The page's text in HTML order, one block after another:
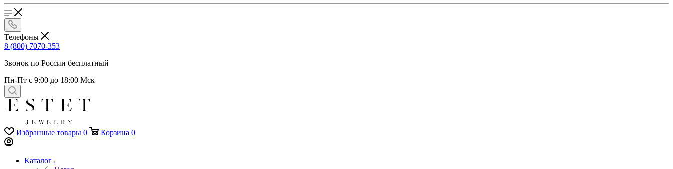
Телефоны
8 (800) 7070-353
Звонок по России бесплатный
Пн-Пт с 9:00 до 18:00 Мск
Избранные товары 0 Корзина 0
Каталог